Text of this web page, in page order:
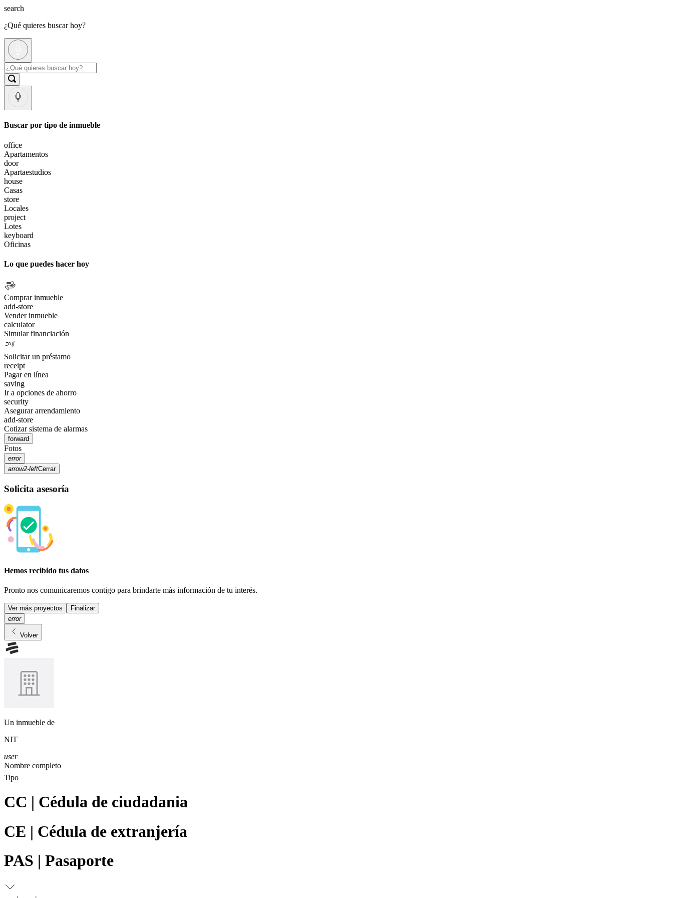
search
¿Qué quieres buscar hoy?
Buscar por tipo de inmueble
office
Apartamentos
door
Apartaestudios
house
Casas
store
Locales
project
Lotes
keyboard
Oficinas
Lo que puedes hacer hoy
Comprar inmueble
add-store
Vender inmueble
calculator
Simular financiación
Solicitar un préstamo
receipt
Pagar en línea
saving
Ir a opciones de ahorro
security
Asegurar arrendamiento
add-store
Cotizar sistema de alarmas
forward
Fotos
error
arrow2-leftCerrar
Solicita asesoría
Hemos recibido tus datos
Pronto nos comunicaremos contigo para brindarte más información de tu interés.
Ver más proyectos
Finalizar
error
Volver
Un inmueble de
NIT
user
Nombre completo
Tipo
CC | Cédula de ciudadania
CE | Cédula de extranjería
PAS | Pasaporte